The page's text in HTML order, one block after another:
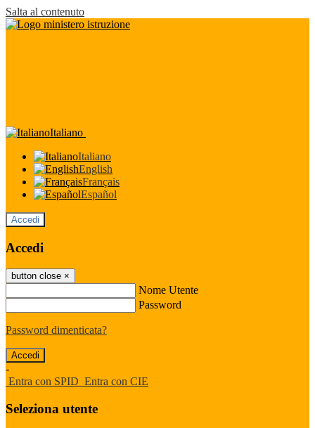
Salta al contenuto
Italiano
Italiano
English
Français
Español
Accedi
Accedi
button close ×
Nome Utente
Password
Password dimenticata?
-
Entra con SPID Entra con CIE
Seleziona utente